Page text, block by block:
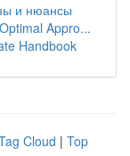
и нюансы
Appro...
Handbook
Cloud | Top